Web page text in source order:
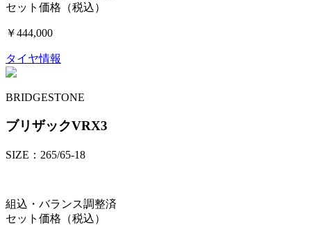
セット価格（税込）
￥444,000
タイヤ情報
BRIDGESTONE
ブリザックVRX3
SIZE：265/65-18
組込・バランス調整済
セット価格（税込）